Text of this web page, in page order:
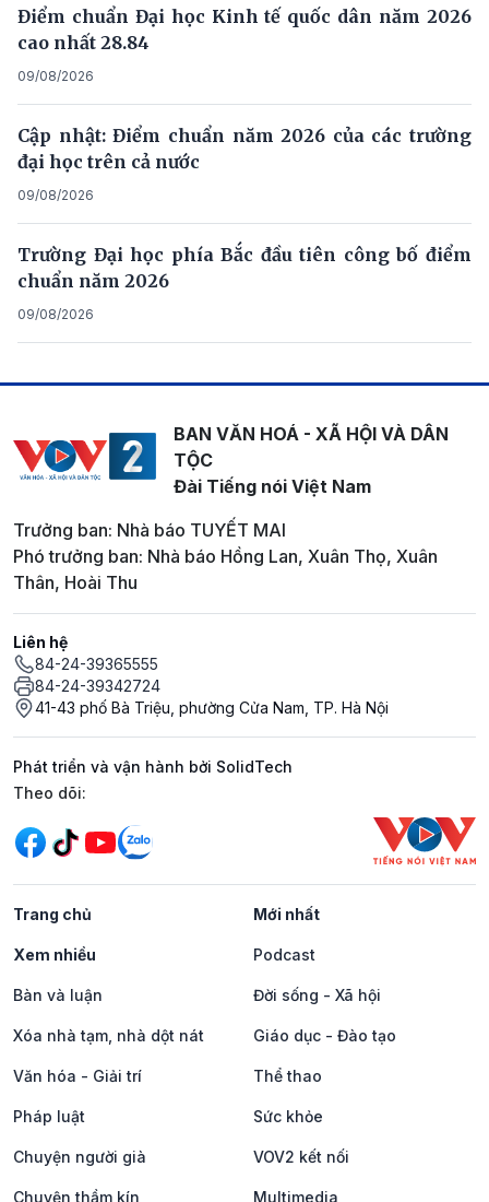
Điểm chuẩn Đại học Kinh tế quốc dân năm 2026
cao nhất 28.84
09/08/2026
Cập nhật: Điểm chuẩn năm 2026 của các trường
đại học trên cả nước
09/08/2026
Trường Đại học phía Bắc đầu tiên công bố điểm
chuẩn năm 2026
09/08/2026
BAN VĂN HOÁ - XÃ HỘI VÀ DÂN
TỘC
Đài Tiếng nói Việt Nam
Trưởng ban: Nhà báo TUYẾT MAI
Phó trưởng ban: Nhà báo Hồng Lan, Xuân Thọ, Xuân
Thân, Hoài Thu
Liên hệ
84-24-39365555
84-24-39342724
41-43 phố Bà Triệu, phường Cửa Nam, TP. Hà Nội
Phát triển và vận hành bởi SolidTech
Mạng xã hội
Theo dõi:
Trang chủ Mới nhất
Xem nhiều Podcast
Bàn và luận Đời sống - Xã hội
Xóa nhà tạm, nhà dột nát Giáo dục - Đào tạo
Văn hóa - Giải trí Thể thao
Pháp luật Sức khỏe
Chuyện người già VOV2 kết nối
Chuyện thầm kín Multimedia